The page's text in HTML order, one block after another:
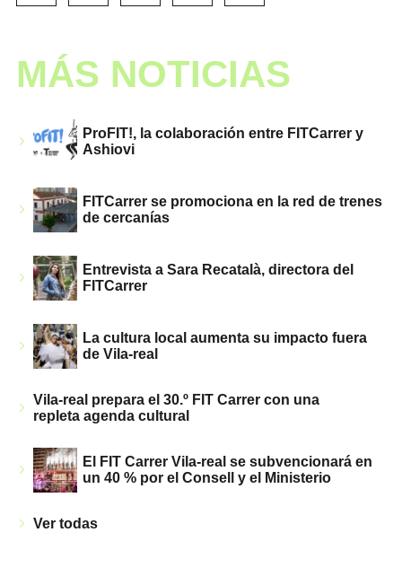
MÁS NOTICIAS
ProFIT!, la colaboración entre FITCarrer y
Ashiovi
FITCarrer se promociona en la red de trenes
de cercanías
Entrevista a Sara Recatalà, directora del
FITCarrer
La cultura local aumenta su impacto fuera
de Vila-real
Vila-real prepara el 30.º FIT Carrer con una
repleta agenda cultural
El FIT Carrer Vila-real se subvencionará en
un 40 % por el Consell y el Ministerio
Ver todas